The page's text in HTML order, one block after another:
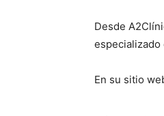
Desde
especializado
En su sitio